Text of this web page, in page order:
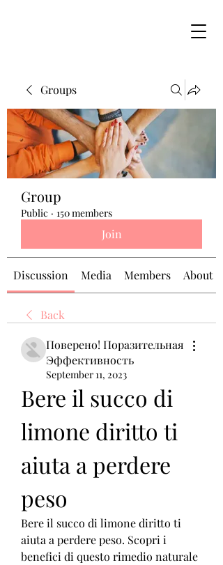
Groups
Group
Public · 150 members
Join
Discussion Media Members About
Back
Поверено! Поразительная
Эффективность
September 11, 2023
Bere il succo di
limone diritto ti
aiuta a perdere
peso
Bere il succo di limone diritto ti
aiuta a perdere peso. Scopri i
benefici di questo rimedio naturale